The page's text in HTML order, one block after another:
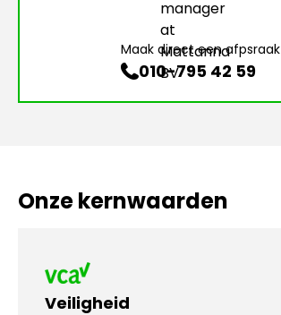
Maak direct een afpsraak
010-795 42 59
Onze kernwaarden
Veiligheid